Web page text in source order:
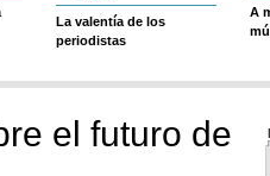
La valentía de los
periodistas
A
el futuro de